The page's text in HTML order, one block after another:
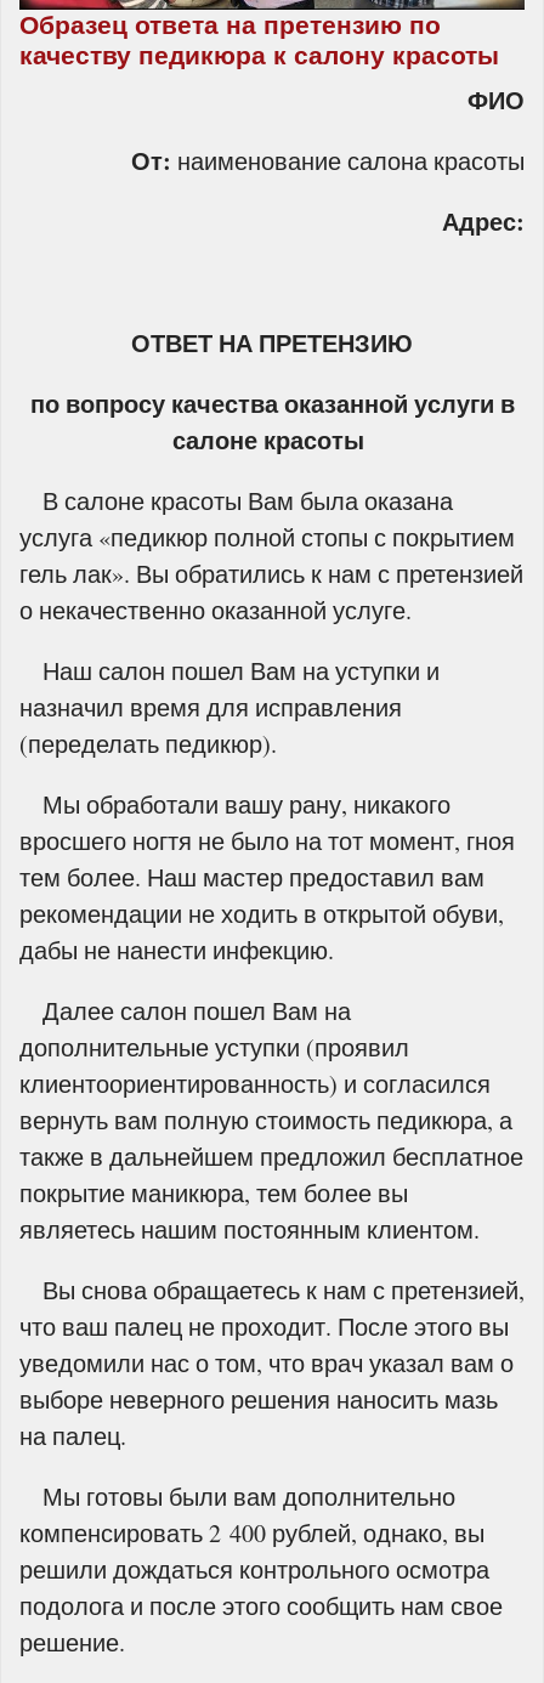
Образец ответа на претензию по
качеству педикюра к салону красоты
ФИО
От: наименование салона красоты
Адрес:
ОТВЕТ НА ПРЕТЕНЗИЮ
по вопросу качества оказанной услуги в
салоне красоты
В салоне красоты Вам была оказана
услуга «педикюр полной стопы с покрытием
гель лак». Вы обратились к нам с претензией
о некачественно оказанной услуге.
Наш салон пошел Вам на уступки и
назначил время для исправления
(переделать педикюр).
Мы обработали вашу рану, никакого
вросшего ногтя не было на тот момент, гноя
тем более. Наш мастер предоставил вам
рекомендации не ходить в открытой обуви,
дабы не нанести инфекцию.
Далее салон пошел Вам на
дополнительные уступки (проявил
клиентоориентированность) и согласился
вернуть вам полную стоимость педикюра, а
также в дальнейшем предложил бесплатное
покрытие маникюра, тем более вы
являетесь нашим постоянным клиентом.
Вы снова обращаетесь к нам с претензией,
что ваш палец не проходит. После этого вы
уведомили нас о том, что врач указал вам о
выборе неверного решения наносить мазь
на палец.
Мы готовы были вам дополнительно
компенсировать 2 400 рублей, однако, вы
решили дождаться контрольного осмотра
подолога и после этого сообщить нам свое
решение.